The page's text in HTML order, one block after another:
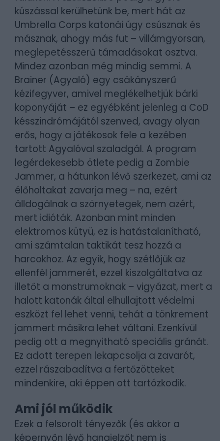
kúszással kerülhetünk be, mert hát az
Umbrella Corps katonái úgy csúsznak és
másznak, ahogy más fut – villámgyorsan,
meglepetésszerű támadásokat osztva.
Mindez azonban még mindig semmi. A
Brainer (Agyaló) egy csákányszerű
kézifegyver, amivel meglékelhetjük bárki
koponyáját – ez egyébként jelenleg a CoD
késszindrómájától szenved, avagy olyan
erős, hogy a játékosok fele a kezében
tartott Agyalóval szaladgál. A program
legérdekesebb ötlete pedig a Zombie
Jammer, a hátunkon lévő szerkezet, ami az
élőholtakat zavarja meg – na, ezért
álldogálnak a szörnyetegek, nem azért,
mert idióták. Azonban mint minden
elektromos kütyü, ez is hatástalanítható,
ami számtalan taktikát tesz hozzá a
harcokhoz. Az egyik, hogy szétlőjük az
ellenfél jammerét, ezzel kiszolgáltatva az
illetőt a monstrumoknak – vigyázat, mert a
halott katonák által elhullajtott védelmi
eszközt fel lehet venni, tehát a tönkrement
jammert másikra lehet váltani. Ezenkívül
pedig ott a megnyitható speciális gránát.
Ez adott terepen lekapcsolja a zavarót,
ezzel rászabadítva a fertőzötteket
mindenkire, aki éppen ott tartózkodik.
Ami jól működik
Ezek a felsorolt tényezők (és akkor a
képernyőn lévő hangjelzőt nem is